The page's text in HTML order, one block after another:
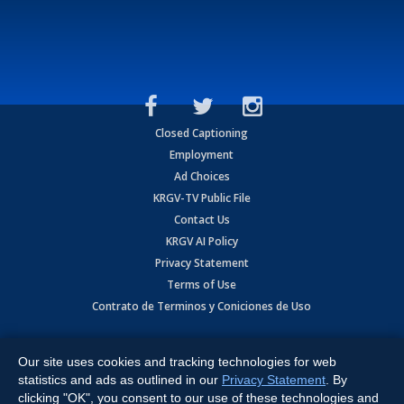
Closed Captioning
Employment
Ad Choices
KRGV-TV Public File
Contact Us
KRGV AI Policy
Privacy Statement
Terms of Use
Contrato de Terminos y Coniciones de Uso
Expressway, Weslaco, TX 78596.
All Rights Reserved. Powered by:Ruby Shore Software
Our site uses cookies and tracking technologies for web
statistics and ads as outlined in our Privacy Statement . By
clicking "OK", you consent to our use of these technologies and